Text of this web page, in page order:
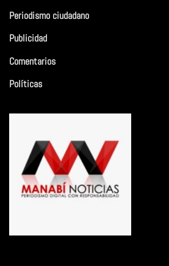
Periodismo ciudadano
Publicidad
Comentarios
Políticas